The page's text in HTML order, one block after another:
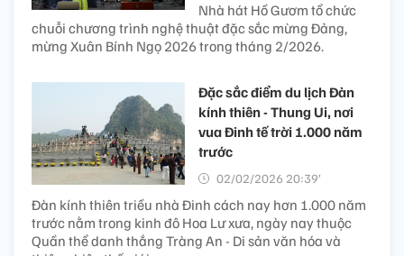
Nhà hát Hồ Gươm tổ chức
chuỗi chương trình nghệ thuật đặc sắc mừng Đảng,
mừng Xuân Bính Ngọ 2026 trong tháng 2/2026.
Đặc sắc điểm du lịch Đàn
kính thiên - Thung Ui, nơi
vua Đinh tế trời 1.000 năm
trước
02/02/2026 20:39’
Đàn kính thiên triều nhà Đinh cách nay hơn 1.000 năm
trước nằm trong kinh đô Hoa Lư xưa, ngày nay thuộc
Quần thể danh thắng Tràng An - Di sản văn hóa và